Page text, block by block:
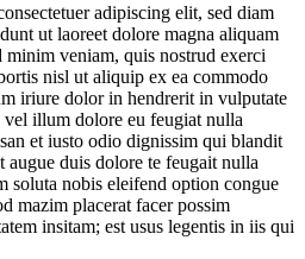
adipiscing elit, sed diam
ut laoreet dolore magna aliquam
veniam, quis nostrud exerci
nisl ut aliquip ex ea commodo
iriure dolor in hendrerit in vulputate
vel illum dolore eu feugiat nulla
et iusto odio dignissim qui blandit
augue duis dolore te feugait nulla
soluta nobis eleifend option congue
mazim placerat facer possim
insitam; est usus legentis in iis qui